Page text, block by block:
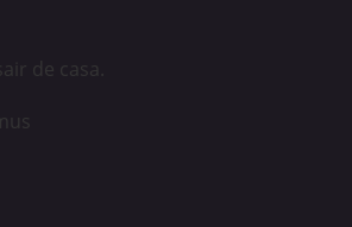
de casa.